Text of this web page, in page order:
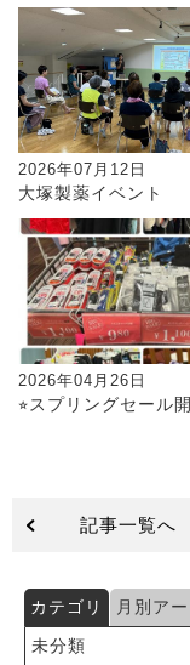
2026年07月12日
大塚製薬イベント
2026年04月26日
⭐︎スプリングセール
記事一覧へ
カテゴリ
月別ア
未分類